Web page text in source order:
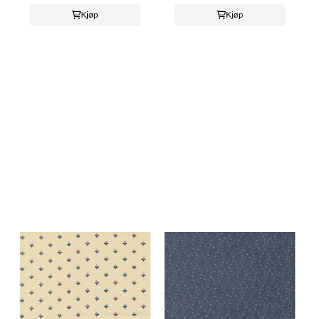
Kjøp Kjøp